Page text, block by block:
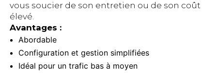
vous soucier de son entretien ou de son coût
élevé.
Avantages :
Abordable
Configuration et gestion simplifiées
Idéal pour un trafic bas à moyen